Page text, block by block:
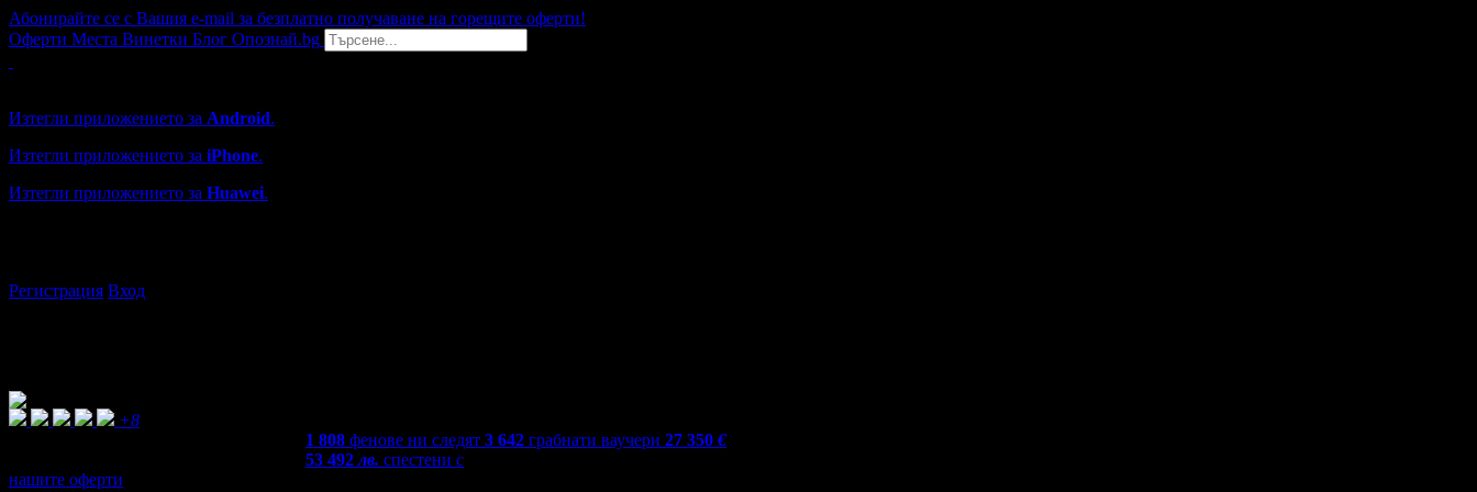
Абонирайте се с Вашия e-mail за безплатно получаване на горещите оферти!
Оферти Места Винетки Блог Опознай.bg
Изтегли приложението за Android.
Изтегли приложението за iPhone.
Изтегли приложението за Huawei.
Регистрация Вход
+8
1 808 фенове ни следят 3 642 грабнати ваучери 27 350 €
53 492лв. спестени с
нашите оферти